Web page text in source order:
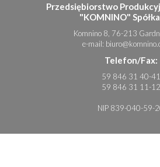
Przedsiębiorstwo
"KOMNINO" Spółka
Komnino 8, 76-213
e-mail:
Telefon/Fax:
59 846 31 40-41
59 846 31 11-12
NIP 839-040-59-